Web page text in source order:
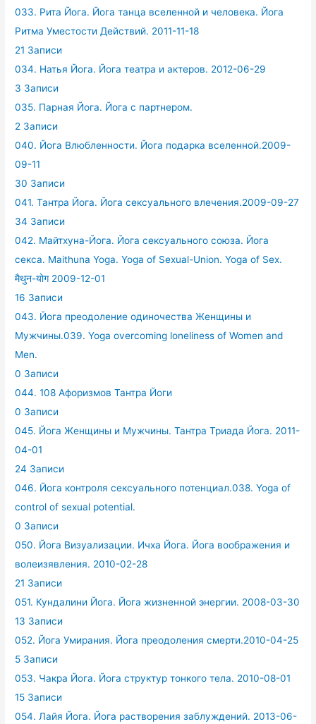
033. Рита Йога. Йога танца вселенной и человека. Йога
Ритма Уместости Действий. 2011-11-18
21 Записи
034. Натья Йога. Йога театра и актеров. 2012-06-29
3 Записи
035. Парная Йога. Йога с партнером.
2 Записи
040. Йога Влюбленности. Йога подарка вселенной.2009-
09-11
30 Записи
041. Тантра Йога. Йога сексуального влечения.2009-09-27
34 Записи
042. Майтхуна-Йога. Йога сексуального союза. Йога
секса. Maithuna Yoga. Yoga of Sexual-Union. Yoga of Sex.
मैथुन-योग 2009-12-01
16 Записи
043. Йога преодоление одиночества Женщины и
Мужчины.039. Yoga overcoming loneliness of Women and
Men.
0 Записи
044. 108 Афоризмов Тантра Йоги
0 Записи
045. Йога Женщины и Мужчины. Тантра Триада Йога. 2011-
04-01
24 Записи
046. Йога контроля сексуального потенциал.038. Yoga of
control of sexual potential.
0 Записи
050. Йога Визуализации. Ичха Йога. Йога воображения и
волеизявления. 2010-02-28
21 Записи
051. Кундалини Йога. Йога жизненной энергии. 2008-03-30
13 Записи
052. Йога Умирания. Йога преодоления смерти.2010-04-25
5 Записи
053. Чакра Йога. Йога структур тонкого тела. 2010-08-01
15 Записи
054. Лайя Йога. Йога растворения заблуждений. 2013-06-